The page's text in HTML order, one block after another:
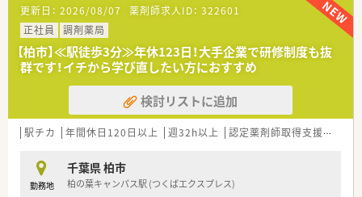
■1日あたり2〜3名の薬剤師で対応しており、30代から50代ま
で幅広い年代のスタッフが活躍しています。
【職場環境と雰囲気】
■全店に錠剤監査システムや音声入力システムが導入されてお
り、対人業務に集中しやすい環境です。
■役職に関わらずお互いをさん付けで呼び合う風習があり、明る
く風通しの良い社風が根付いています。
■店舗内は明るい雰囲気で意見交換が活発に行われており、困っ
【想定されるキャリアイメージ】
■店舗での実務経験を積んだ後は、店長やエリアを統括する管理
更新日： 2026/08/07 薬剤師求人ID： 322601
正社員
調剤薬局
【柏市】≪駅徒歩3分≫年休123日！大手企業で研修制度も抜
群です！イチから学び直したい方におすすめ
検討リストに追加
駅チカ 年間休日120日以上 週32h以上 認定薬剤師取得支援あり
勤務地
千葉県 柏市
柏の葉キャンパス駅 (つくばエクスプレス)